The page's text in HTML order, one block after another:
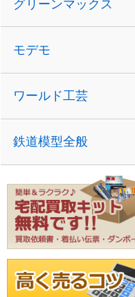
グリーンマックス
モデモ
ワールド工芸
鉄道模型全般